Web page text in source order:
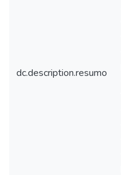
dc.description.resumo